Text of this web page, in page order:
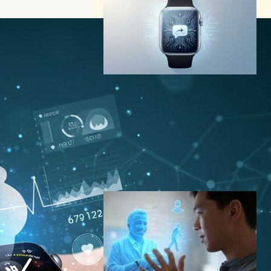
Apple Watch、AIアシスタン
ト化へ｜watchOS 27のSiri
AIと対応モデル大幅絞り込み
を解説
｜
ガジェットニュース
スマートウォッチ
2026年6月9日12:00